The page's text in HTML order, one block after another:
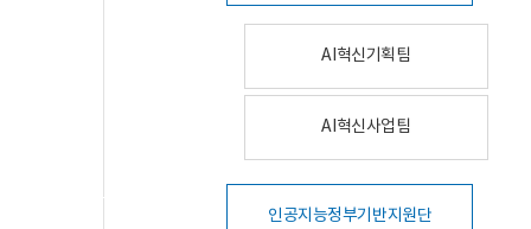
AI혁신기획팀
AI혁신사업팀
인공지능정부기반지원단